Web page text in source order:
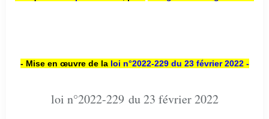
- Mise en œuvre de la loi n°2022-229 du 23 février 2022 -
loi n°2022-229 du 23 février 2022